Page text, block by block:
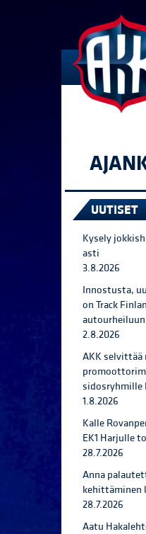
UUTISET
Kysely
asti
3.8.2026
Innostusta,
on Track
autourheiluun
2.8.2026
AKK
sidosryhmille
1.8.2026
Kalle
EK1 Harjulle
28.7.2026
Anna
kehittäminen
28.7.2026
Aatu